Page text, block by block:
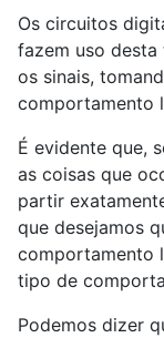
Os circuitos
fazem uso
os sinais,
comportamento
É evidente que,
as coisas que
partir
que desejamos
comportamento
tipo de
Podemos dizer